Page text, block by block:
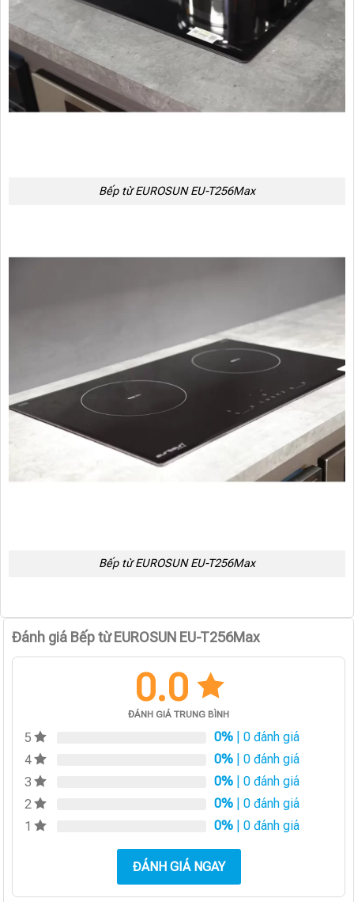
Bếp từ EUROSUN EU-T256Max
Bếp từ EUROSUN EU-T256Max
Đánh giá Bếp từ EUROSUN EU-T256Max
0.0
ĐÁNH GIÁ TRUNG BÌNH
5 0% | 0 đánh giá
4
0% | 0 đánh giá
3
0% | 0 đánh giá
2
0% | 0 đánh giá
1
0% | 0 đánh giá
ĐÁNH GIÁ NGAY